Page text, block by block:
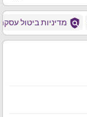
policy מדיניות ביטול